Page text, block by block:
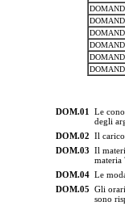
DOM.01
Le
degli
DOM.02 Il
DOM.03 Il
materia
DOM.04 Le
DOM.05 Gli
sono